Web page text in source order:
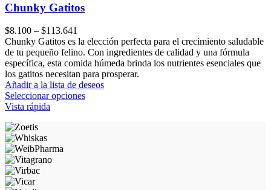
elegir
en
la
página
de
producto
Chunky Gatitos
$8.100 – $113.641
range:
$8.100
through
$113.641
Chunky Gatitos es la elección perfecta para el crecimiento saludable
de tu pequeño felino. Con ingredientes de calidad y una fórmula
específica, esta comida húmeda brinda los nutrientes esenciales que
los gatitos necesitan para prosperar.
Añadir a la lista de deseos
Seleccionar opcionesEste
Vista rápida